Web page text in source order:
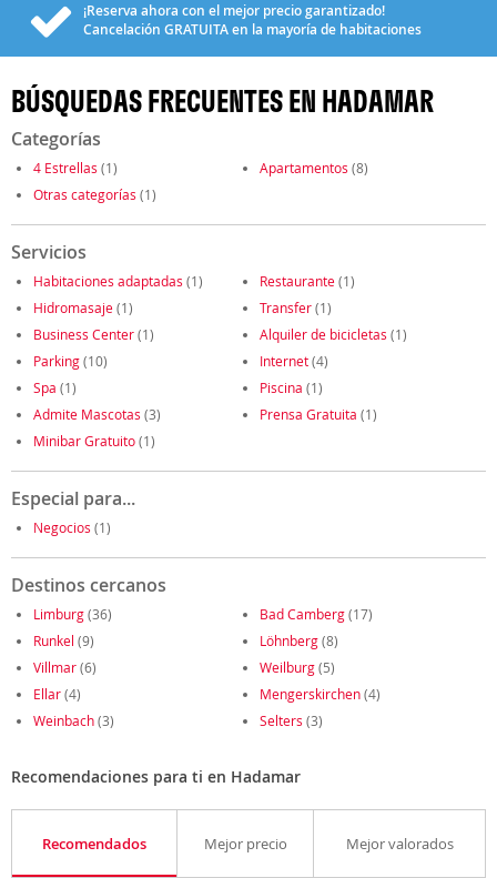
¡Reserva ahora con el mejor precio garantizado!
Cancelación GRATUITAen la mayoría de habitaciones
BÚSQUEDAS FRECUENTES EN HADAMAR
Categorías
4 Estrellas (1) Apartamentos (8)
Otras categorías (1)
Servicios
Habitaciones adaptadas (1) Restaurante(1)
Hidromasaje(1) Transfer(1)
Business Center(1) Alquiler de bicicletas (1)
Parking(10) Internet(4)
Spa (1) Piscina (1)
Admite Mascotas (3) Prensa Gratuita (1)
Minibar Gratuito(1)
Especial para...
Negocios (1)
Destinos cercanos
Limburg(36) Bad Camberg(17)
Runkel (9) Löhnberg(8)
Villmar(6) Weilburg(5)
Ellar(4) Mengerskirchen(4)
Weinbach(3) Selters (3)
Recomendaciones para ti en Hadamar
Recomendados Mejor precio Mejor valorados